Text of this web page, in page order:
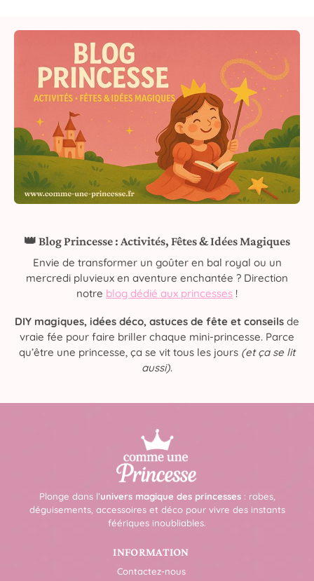
👑 Blog Princesse : Activités, Fêtes & Idées Magiques
Envie de transformer un goûter en bal royal ou un
mercredi pluvieux en aventure enchantée ? Direction
notre blog dédié aux princesses !
DIY magiques, idées déco, astuces de fête et conseils de
vraie fée pour faire briller chaque mini-princesse. Parce
qu’être une princesse, ça se vit tous les jours (et ça se lit
aussi).
Plonge dans l’univers magique des princesses: robes,
déguisements, accessoires et déco pour vivre des instants
féériques inoubliables.
INFORMATION
Contactez-nous